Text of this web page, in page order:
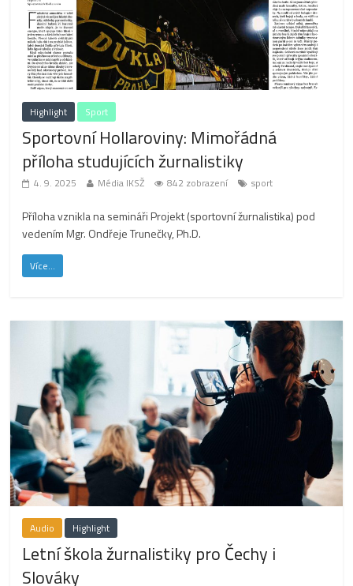
Highlight Sport
Sportovní Hollaroviny: Mimořádná
příloha studujících žurnalistiky
4. 9. 2025 Média IKSŽ 842 zobrazení sport
Příloha vznikla na semináři Projekt (sportovní žurnalistika) pod
vedením Mgr. Ondřeje Trunečky, Ph.D.
Více...
Audio Highlight
Letní škola žurnalistiky pro Čechy i
Slováky